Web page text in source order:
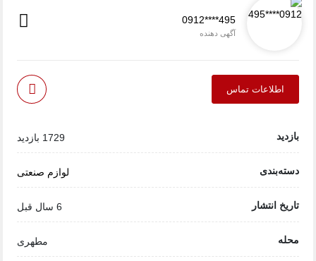
0912****495
آگهی دهنده
اطلاعات تماس
بازدید 1729 بازدید
دسته‌بندی لوازم صنعتی
تاریخ انتشار 6 سال قبل
محله مطهری